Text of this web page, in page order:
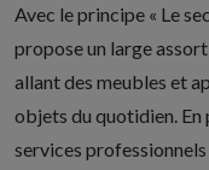
Avec le principe « Le
propose un large
allant des meubles et
objets du quotidien. En
services